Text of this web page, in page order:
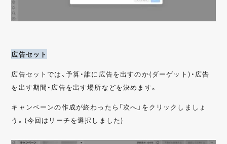
広告セット
広告セットでは、予算・誰に広告を出すのか(ダーゲット)・広告
を出す期間・広告を出す場所などを決めます。
キャンペーンの作成が終わったら「次へ」をクリックしましょ
う。(今回はリーチを選択しました)